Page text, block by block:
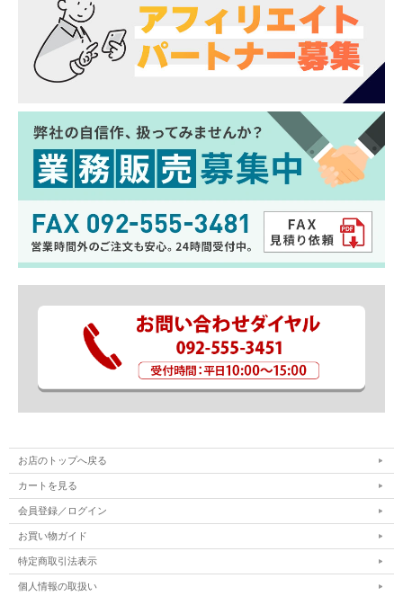
お店のトップへ戻る
カートを見る
会員登録／ログイン
お買い物ガイド
特定商取引法表示
個人情報の取扱い